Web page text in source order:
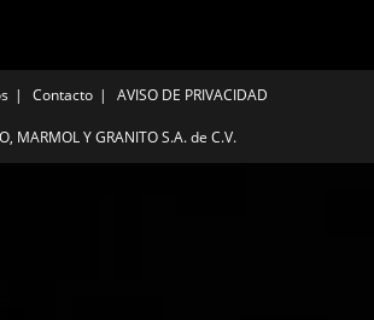
Contacto AVISO DE PRIVACIDAD
MARMOL Y GRANITO S.A. de C.V.